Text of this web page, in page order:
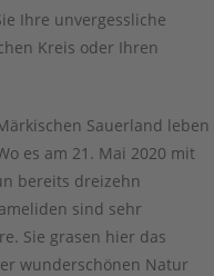
Ihre unvergessliche
Kreis oder Ihren
Sauerland leben
es am 21. Mai 2020 mit
bereits dreizehn
sind sehr
Sie grasen hier das
wunderschönen Natur